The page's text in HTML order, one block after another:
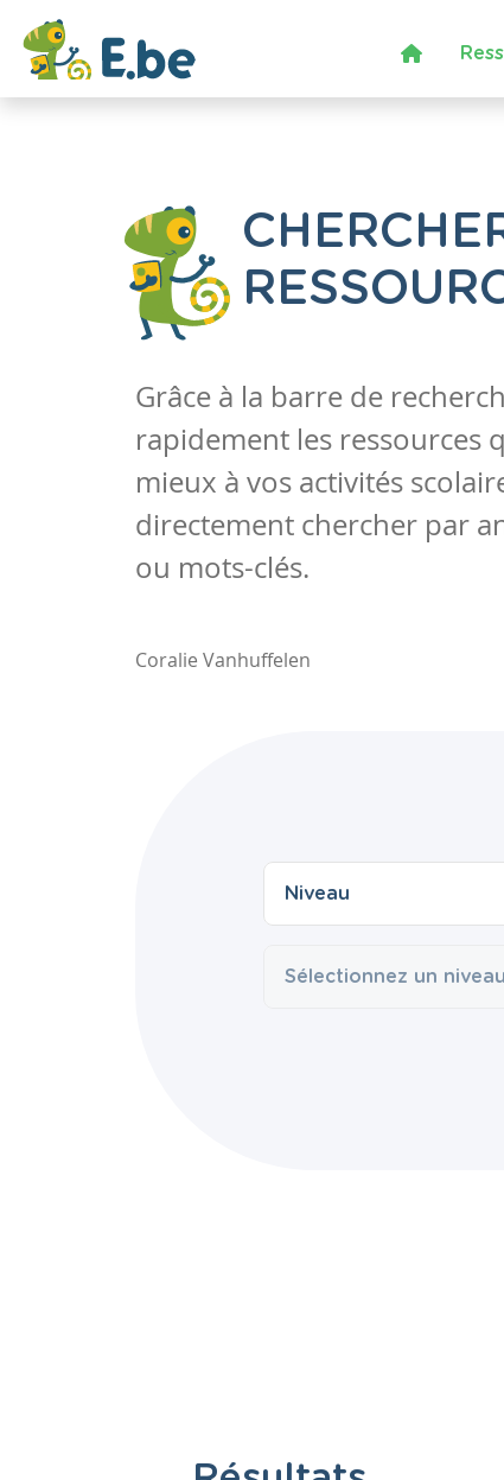
Grâce à la barre de
rapidement les ressources
mieux à vos activités
directement chercher par
ou mots-clés.
Coralie Vanhuffelen